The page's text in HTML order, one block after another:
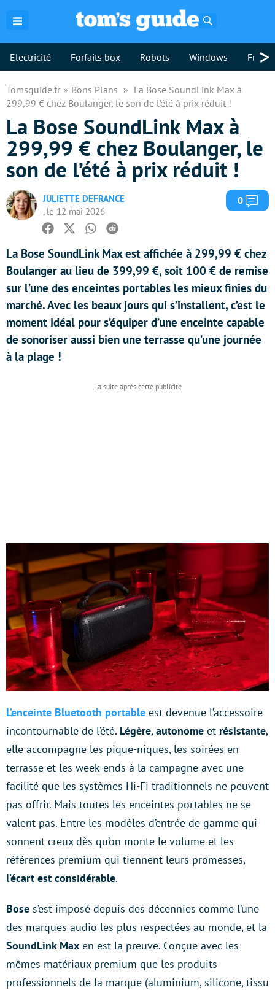
Electricité Forfaits box Robots Windows >
Tomsguide.fr Bons Plans
La Bose SoundLink Max à
299,99 € chez Boulanger, le son de l’été à prix réduit !
La Bose SoundLink Max à
299,99 € chez Boulanger, le
son de l’été à prix réduit !
JULIETTE DEFRANCE
, le 12 mai 2026
0
Facebook
TwitterWhatsapp
Reddit
La Bose SoundLink Max est affichée à 299,99 € chez
Boulanger au lieu de 399,99 €, soit 100 € de remise
sur l’une des enceintes portables les mieux finies du
marché. Avec les beaux jours qui s’installent, c’est le
moment idéal pour s’équiper d’une enceinte capable
de sonoriser aussi bien une terrasse qu’une journée
à la plage !
L’enceinte Bluetooth portable est devenue l’accessoire
incontournable de l’été. Légère,autonome et résistante,
elle accompagne les pique-niques, les soirées en
terrasse et les week-ends à la campagne avec une
facilité que les systèmes Hi-Fi traditionnels ne peuvent
pas offrir. Mais toutes les enceintes portables ne se
valent pas. Entre les modèles d’entrée de gamme qui
sonnent creux dès qu’on monte le volume et les
références premium qui tiennent leurs promesses,
l’écart est considérable.
Bose s’est imposé depuis des décennies comme l’une
des marques audio les plus respectées au monde, et la
SoundLink Max en est la preuve. Conçue avec les
mêmes matériaux premium que les produits
professionnels de la marque (aluminium, silicone, tissu